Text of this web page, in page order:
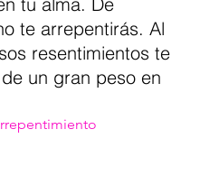
te arrepentirás. Al
resentimientos te
un gran peso en